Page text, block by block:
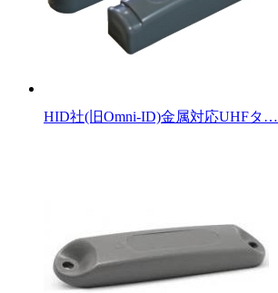
HID社(旧Omni-ID)金属対応UHFタ…